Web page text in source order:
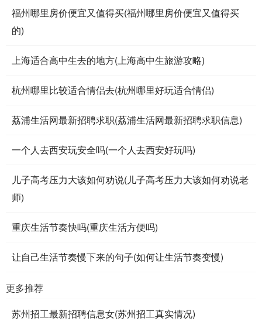
福州哪里房价便宜又值得买(福州哪里房价便宜又值得买
的)
上海适合高中生去的地方(上海高中生旅游攻略)
杭州哪里比较适合情侣去(杭州哪里好玩适合情侣)
荔浦生活网最新招聘求职(荔浦生活网最新招聘求职信息)
一个人去西安玩安全吗(一个人去西安好玩吗)
儿子高考压力大该如何劝说(儿子高考压力大该如何劝说老
师)
重庆生活节奏快吗(重庆生活方便吗)
让自己生活节奏慢下来的句子(如何让生活节奏变慢)
更多推荐
苏州招工最新招聘信息女(苏州招工真实情况)